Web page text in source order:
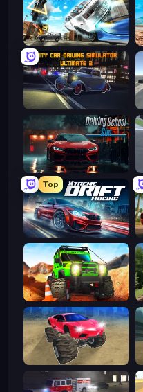
Real Drift World
Driving School Simulator
Top
Xtreme DRIFT Racing
Offroad Life 3D